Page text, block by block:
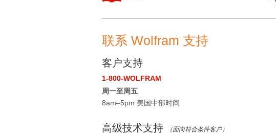
联系 Wolfram 支持
客户支持
1-800-WOLFRAM
周一至周五
8am–5pm 美国中部时间
高级技术支持 （面向符合条件客户）